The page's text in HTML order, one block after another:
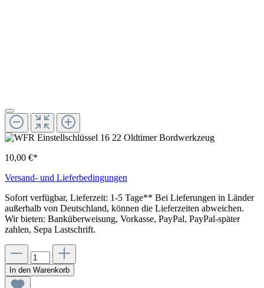
10,00 €*
Versand- und Lieferbedingungen
Sofort verfügbar, Lieferzeit: 1-5 Tage** Bei Lieferungen in Länder
außerhalb von Deutschland, können die Lieferzeiten abweichen.
Wir bieten: Banküberweisung, Vorkasse, PayPal, PayPal-später
zahlen, Sepa Lastschrift.
In den Warenkorb